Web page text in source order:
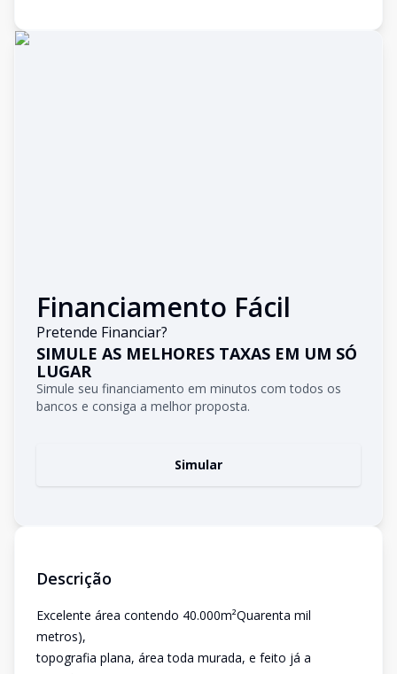
Financiamento Fácil
Pretende Financiar?
SIMULE AS MELHORES TAXAS EM UM SÓ
LUGAR
Simule seu financiamento em minutos com todos os
bancos e consiga a melhor proposta.
Simular
Descrição
Excelente área contendo 40.000m²Quarenta mil
metros),
topografia plana, área toda murada, e feito já a